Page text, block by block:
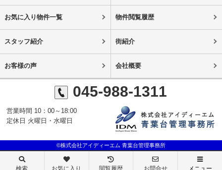
お気に入り物件一覧 物件閲覧履歴
スタッフ紹介 街紹介
お客様の声 会社概要
045-988-1311
営業時間 10：00～18:00
定休日 火曜日・水曜日
©株式会社アイディーエム 青葉台管理事務所
検索 お気に入り 閲覧履歴 お問合せ メニュー